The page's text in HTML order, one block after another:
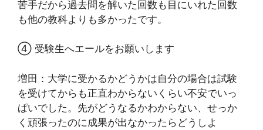
苦手だから過去問を解いた回数も目にいれた回数
も他の教科よりも多かったです。
④ 受験生へエールをお願いします
増田：大学に受かるかどうかは自分の場合は試験
を受けてからも正直わからないくらい不安でいっ
ぱいでした。先がどうなるかわからない、せっか
く頑張ったのに成果が出なかったらどうしよ